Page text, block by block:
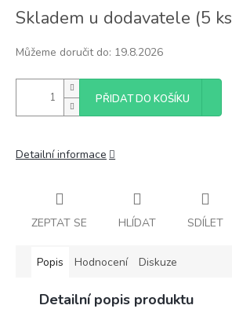
cena:
Skladem u dodavatele (5 ks
Můžeme doručit do: 19.8.2026
PŘIDAT DO KOŠÍKU
Detailní informace
ZEPTAT SE HLÍDAT SDÍLET
Popis Hodnocení Diskuze
Detailní popis produktu